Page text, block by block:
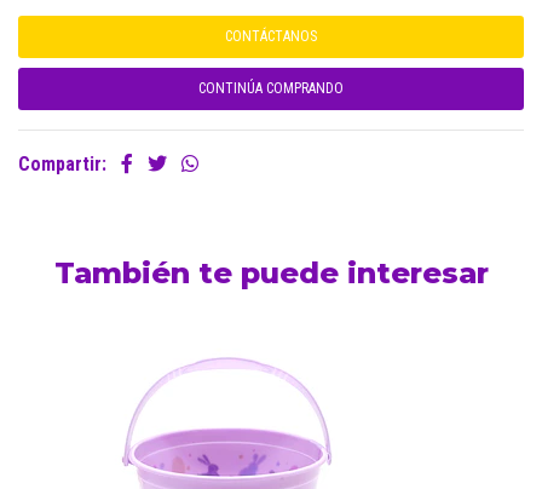
CONTÁCTANOS
CONTINÚA COMPRANDO
Compartir:
También te puede interesar